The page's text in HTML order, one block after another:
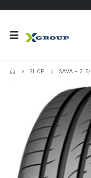
SHOP SAVA –